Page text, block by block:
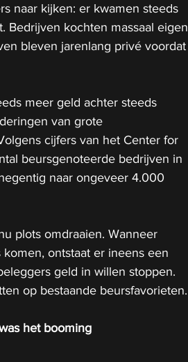
naar kijken: er kwamen steeds
Bedrijven kochten massaal eigen
bleven jarenlang privé voordat
meer geld achter steeds
van grote
cijfers van het Center for
beursgenoteerde bedrijven in
naar ongeveer 4.000
plots omdraaien. Wanneer
ontstaat er ineens een
geld in willen stoppen.
op bestaande beursfavorieten.
het booming